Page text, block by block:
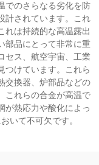
でのさらなる劣化を防
計されています。これ
れは持続的な高温露出
部品にとって非常に重
セス、航空宇宙、工業
つけています。これら
交換器、炉部品などの
これらの合金が高温で
が熱応力や酸化によっ
いて不可欠です。